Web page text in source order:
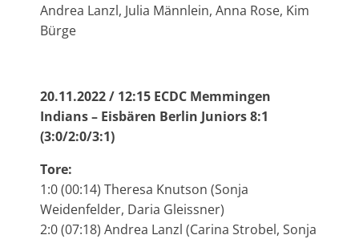
Andrea Lanzl, Julia Männlein, Anna Rose, Kim
Bürge
20.11.2022 / 12:15 ECDC Memmingen
Indians – Eisbären Berlin Juniors 8:1
(3:0/2:0/3:1)
Tore:
1:0 (00:14) Theresa Knutson (Sonja
Weidenfelder, Daria Gleissner)
2:0 (07:18) Andrea Lanzl (Carina Strobel, Sonja